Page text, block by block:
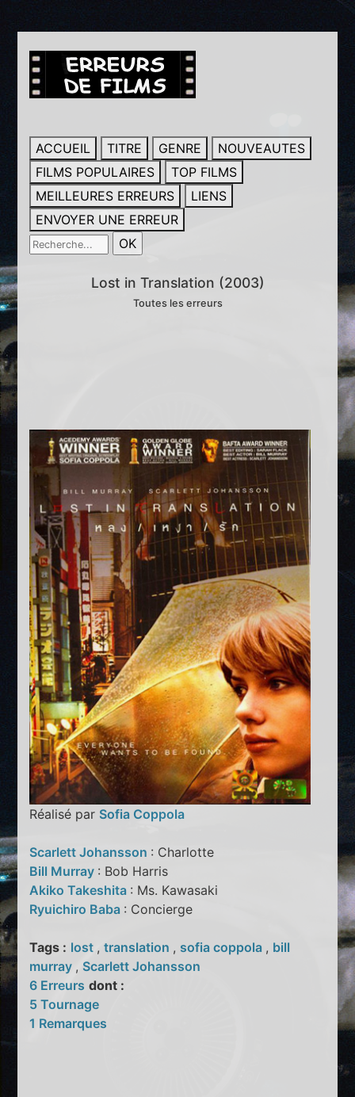
ACCUEIL TITRE GENRE
NOUVEAUTES
FILMS POPULAIRES
TOP FILMS
MEILLEURES ERREURS
LIENS
ENVOYER UNE ERREUR
Lost in Translation (2003)
Toutes les erreurs
Réalisé par Sofia Coppola
Scarlett Johansson : Charlotte
Bill Murray : Bob Harris
Akiko Takeshita : Ms. Kawasaki
Ryuichiro Baba : Concierge
Tags : lost ,translation , sofia coppola , bill
murray ,Scarlett Johansson
6 Erreurs dont :
5 Tournage
1 Remarques